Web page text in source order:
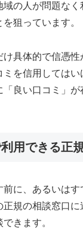
域の人が問題なく
狙っています。
具体的で信憑性
を信用しては
「良い口コミ」
用できる正
前に、あるいはす
正規の相談窓口に
きます。